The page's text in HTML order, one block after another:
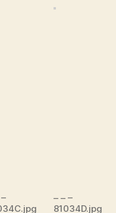
– – –
81034D.jpg